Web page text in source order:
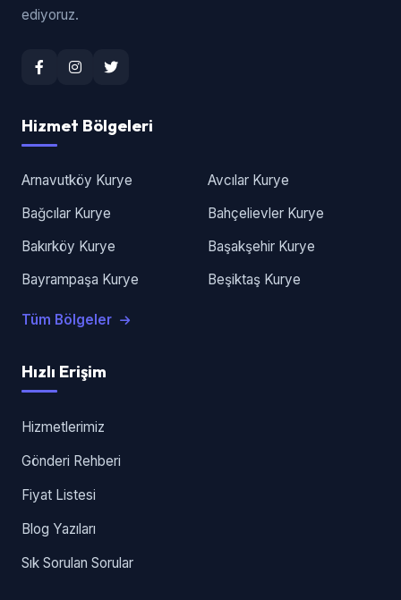
ediyoruz.
Hizmet Bölgeleri
Arnavutköy Kurye
Avcılar Kurye
Bağcılar Kurye
Bahçelievler Kurye
Bakırköy Kurye
Başakşehir Kurye
Bayrampaşa Kurye
Beşiktaş Kurye
Tüm Bölgeler
Hızlı Erişim
Hizmetlerimiz
Gönderi Rehberi
Fiyat Listesi
Blog Yazıları
Sık Sorulan Sorular